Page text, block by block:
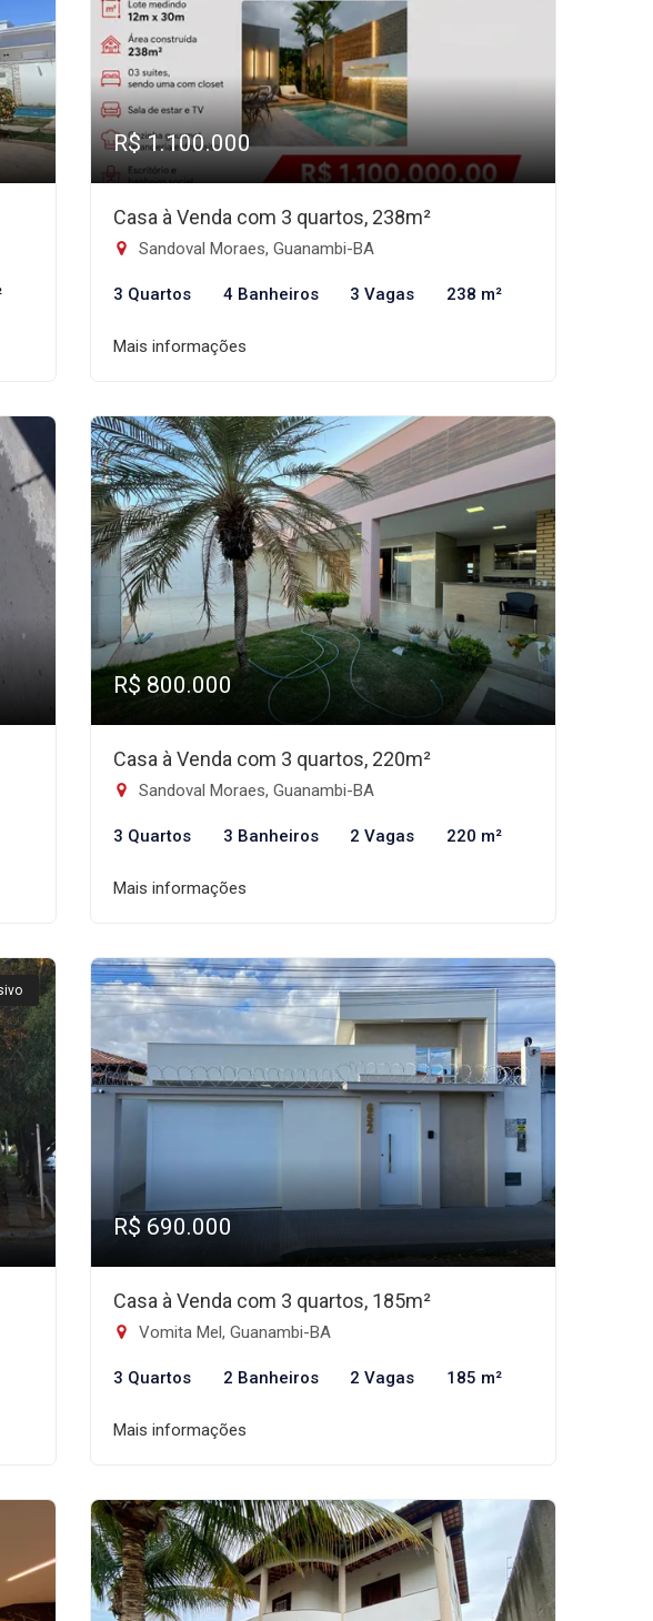
R$ 1.100.000
Casa à Venda com 3 quartos, 238m²
Sandoval Moraes, Guanambi-BA
3 Quartos 4 Banheiros 3 Vagas 238 m²
Mais informações
R$ 800.000
Casa à Venda com 3 quartos, 220m²
Sandoval Moraes, Guanambi-BA
3 Quartos 3 Banheiros 2 Vagas 220 m²
Mais informações
R$ 690.000
Casa à Venda com 3 quartos, 185m²
Vomita Mel, Guanambi-BA
3 Quartos 2 Banheiros 2 Vagas 185 m²
Mais informações